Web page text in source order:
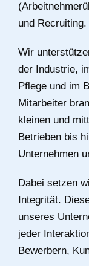
und Recruiting.
Wir
der Industrie,
Pflege und im
Mitarbeiter
kleinen und
Betrieben bis
Unternehmen
Dabei setzen
Integrität.
unseres
jeder
Bewerbern,